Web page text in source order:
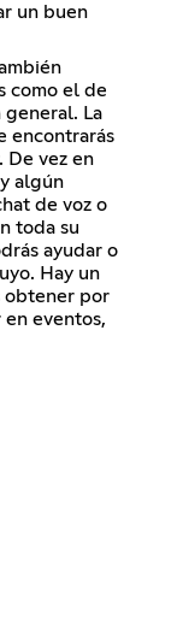
un buen
como el de
general. La
encontrarás
De vez en
algún
de voz o
toda su
ayudar o
Hay un
obtener por
eventos,